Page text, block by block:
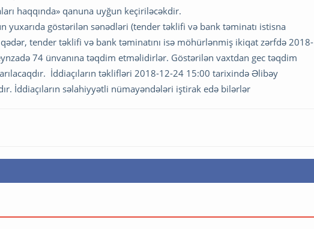
haqqında» qanuna uyğun keçiriləcəkdir.
yuxarıda göstərilən sənədləri (tender təklifi və bank təminatı istisna
tender təklifi və bank təminatını isə möhürlənmiş ikiqat zərfdə 2018-
74 ünvanına təqdim etməlidirlər. Göstərilən vaxtdan gec təqdim
İddiaçıların təklifləri 2018-12-24 15:00 tarixində Əlibəy
İddiaçıların səlahiyyətli nümayəndələri iştirak edə bilərlər